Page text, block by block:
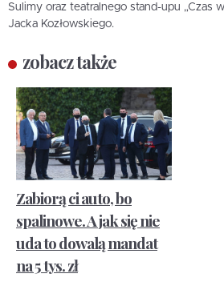
Sulimy oraz teatralnego stand-upu „Czas
Jacka Kozłowskiego.
zobacz także
Zabiorą ci auto, bo
spalinowe. A jak się nie
uda to dowalą mandat
na 5 tys. zł